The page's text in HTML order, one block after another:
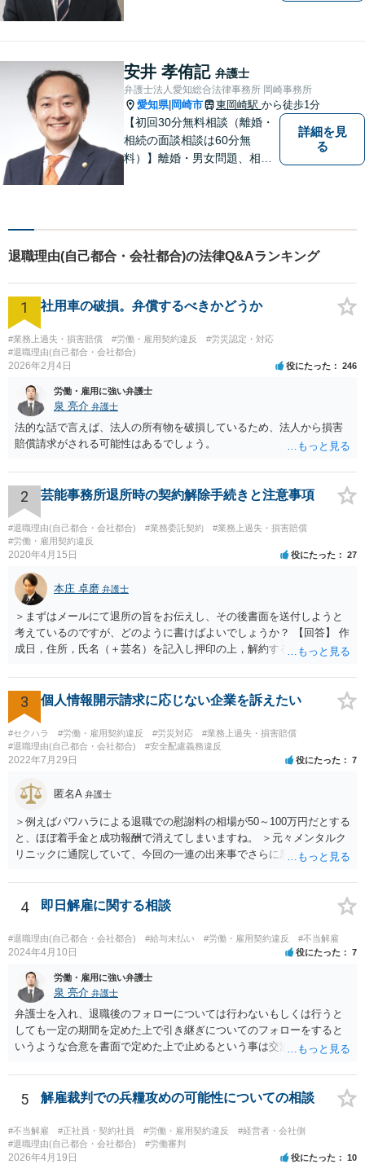
安井 孝侑記 弁護士
弁護士法人愛知総合法律事務所 岡崎事務所
愛知県| 岡崎市 東岡崎駅 から徒歩1分
【初回30分無料相談（離婚・
相続の面談相談は60分無
料）】離婚・男女問題、相
り。】【土日対応（要予
約）】
詳細を見
る
退職理由(自己都合・会社都合)の法律Q&Aランキング
1 社用車の破損。弁償するべきかどうか
#業務上過失・損害賠償 #労働・雇用契約違反
#労災認定・対応
#退職理由(自己都合・会社都合)
2026年2月4日 役にたった 246
労働・雇用に強い弁護士
泉 亮介 弁護士
法的な話で言えば、法人の所有物を破損しているため、法人から損害
賠償請求がされる可能性はあるでしょう。
2 芸能事務所退所時の契約解除手続きと注意事項
#退職理由(自己都合・会社都合) #業務委託契約
#業務上過失・損害賠償
#労働・雇用契約違反
2020年4月15日 役にたった 27
本庄 卓磨 弁護士
＞まずはメールにて退所の旨をお伝えし、その後書面を送付しようと
考えているのですが、どのように書けばよいでしょうか？ 【回答】 作
成日，住所，氏名（＋芸名）を記入し押印の上，解約する旨を伝える
ようなことはありますでしょうか？ 【回答】 特にないと思われます
が，仮に請求された場合はそれが「損害」に該当するのか検討するこ
とになります。 ＞また、事務所をやめる際、「退所後しばらく芸能活
動禁止」「活動するなら名前を変える」ことを事務所側から要求され
たという事例を聞いたことがあります。所属する際にいただいた契約
書にはそのようなことは書いていないのですが、仮にこれらを要求さ
がないのであれば，断ることができる可能性があります。 もし上記の
3 個人情報開示請求に応じない企業を訴えたい
#セクハラ #労働・雇用契約違反 #労災対応
#業務上過失・損害賠償
#退職理由(自己都合・会社都合)
#安全配慮義務違反
2022年7月29日 役にたった 7
匿名A 弁護士
＞例えばパワハラによる退職での慰謝料の相場が50～100万円だとする
と、ほぼ着手金と成功報酬で消えてしまいますね。 ＞元々メンタルク
リニックに通院していて、今回の一連の出来事でさらに悪化した事実
万が一、慰謝料請求が認められるにしても金額としては微々たるもの
かと思いますが、依頼する弁護士に詳細を説明したうえで指示を仰い
4 即日解雇に関する相談
#退職理由(自己都合・会社都合) #給与未払い #労働・雇用契約違反 #不当解雇
2024年4月10日 役にたった 7
労働・雇用に強い弁護士
泉 亮介 弁護士
弁護士を入れ、退職後のフォローについては行わないもしくは行うと
しても一定の期間を定めた上で引き継ぎについてのフォローをすると
いうような合意を書面で定めた上で止めるという事は交渉次第で可能
弁護士とすることができるため、会社からの連絡を止めることもでき
るかと思われます。 精神的に会社側と対応するのが苦痛であるという
場合には、弁護士を立てた上で退職についての条件面の交渉を行われ
ても良いでしょう。
5 解雇裁判での兵糧攻めの可能性についての相談
#不当解雇 #正社員・契約社員 #労働・雇用契約違反
#経営者・会社側
#退職理由(自己都合・会社都合)
#労働審判
2026年4月19日 役にたった 10